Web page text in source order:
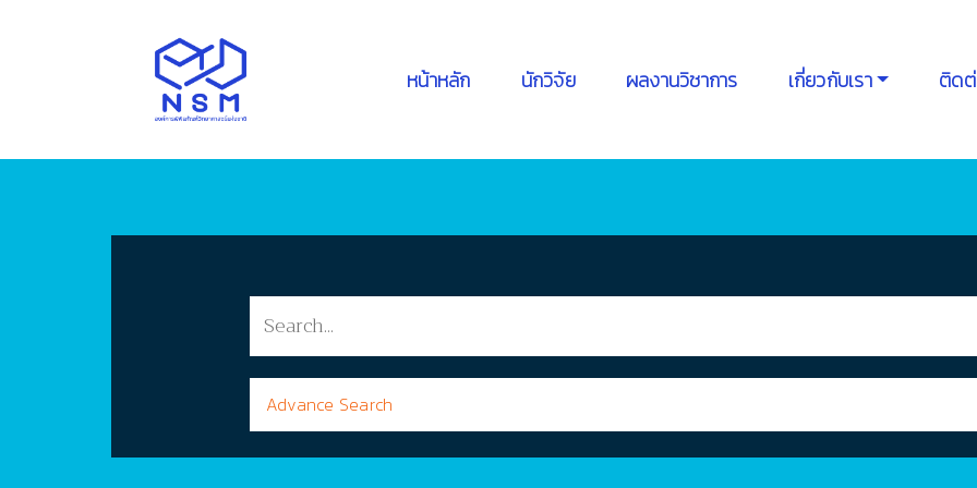
หน้าหลัก นักวิจัย ผลงานวิชาการ เกี่ยวกับเรา ติดต่
Advance Search